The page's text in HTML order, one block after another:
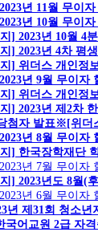
년 11월 무이
년 10월 무이
] 2023년 10월 4
] 2023년 4차 평
] 위더스 개인정
년 9월 무이자
] 위더스 개인정
] 2023년 제2차
첨자 발표※[위더
년 8월 무이자
] 한국장학재단
년 7월 무이자
] 2023년도 8월(
년 6월 무이자
년 제31회 청소
국어교원 2급 자